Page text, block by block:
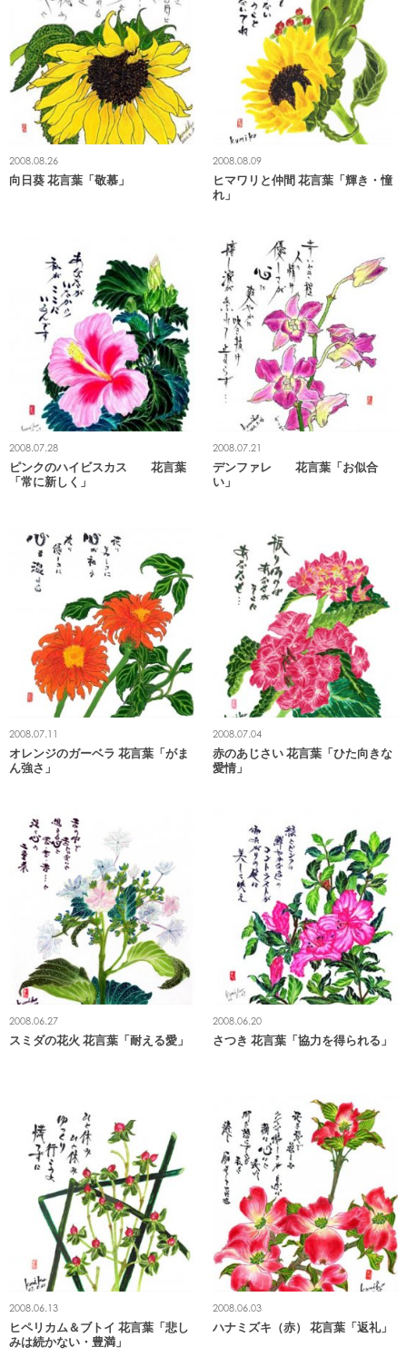
2008.08.26
向日葵 花言葉「敬慕」
2008.08.09
ヒマワリと仲間 花言葉「輝き・憧
れ」
2008.07.28
ピンクのハイビスカス 花言葉
「常に新しく」
2008.07.21
デンファレ 花言葉「お似合
い」
2008.07.11
オレンジのガーベラ 花言葉「がま
ん強さ」
2008.07.04
赤のあじさい 花言葉「ひた向きな
愛情」
2008.06.27
スミダの花火 花言葉「耐える愛」
2008.06.20
さつき 花言葉「協力を得られる」
2008.06.13
ヒペリカム＆ブトイ 花言葉「悲し
みは続かない・豊満」
2008.06.03
ハナミズキ（赤） 花言葉「返礼」